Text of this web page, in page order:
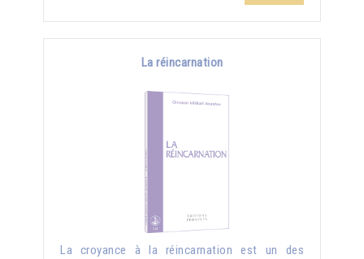
La réincarnation
La croyance à la réincarnation est un des